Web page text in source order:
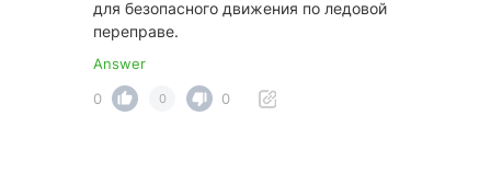
для безопасного движения по ледовой
переправе.
Answer
0
0 0